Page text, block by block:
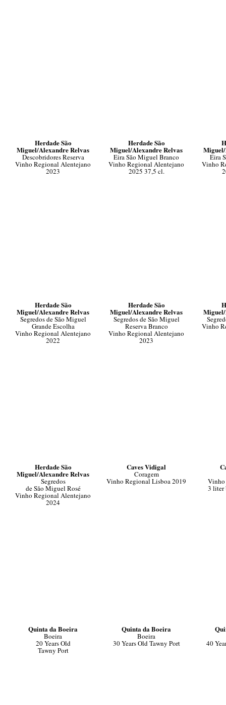
Herdade São
Miguel/Alexandre Relvas
Descobridores Reserva
Vinho Regional Alentejano
2023
Herdade São
Miguel/Alexandre Relvas
Eira São Miguel Branco
Vinho Regional Alentejano
2025 37,5 cl.
Eira
Vinho
Herdade São
Miguel/Alexandre Relvas
Segredos de São Miguel
Grande Escolha
Vinho Regional Alentejano
2022
Herdade São
Miguel/Alexandre Relvas
Segredos de São Miguel
Reserva Branco
Vinho Regional Alentejano
2023
Vinho
Herdade São
Miguel/Alexandre Relvas
Segredos
de São Miguel Rosé
Vinho Regional Alentejano
2024
Caves Vidigal
Coragem
Vinho Regional Lisboa 2019 Vinho
3 liter
Quinta da Boeira
Boeira
20 Years Old
Tawny Port
Quinta da Boeira
Boeira
30 Years Old Tawny Port 40